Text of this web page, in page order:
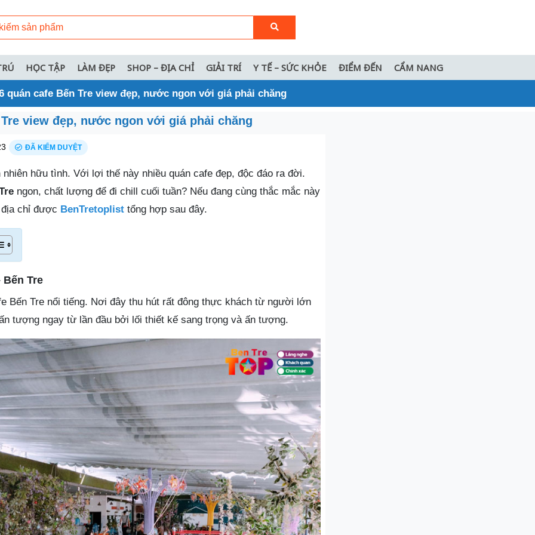
HỌC TẬP LÀM ĐẸP SHOP – ĐỊA CHỈ GIẢI TRÍ Y TẾ – SỨC KHỎE ĐIỂM ĐẾN CẨM NANG
quán cafe Bến Tre view đẹp, nước ngon với giá phải chăng
view đẹp, nước ngon với giá phải chăng
ĐÃ KIỂM DUYỆT
hữu tình. Với lợi thế này nhiều quán cafe đẹp, độc đáo ra đời.
ngon, chất lượng để đi chill cuối tuần? Nếu đang cùng thắc mắc này
chỉ được BenTretoplist tổng hợp sau đây.
Bến Tre
Bến Tre nổi tiếng. Nơi đây thu hút rất đông thực khách từ người lớn
tượng ngay từ lần đầu bởi lối thiết kế sang trọng và ấn tượng.